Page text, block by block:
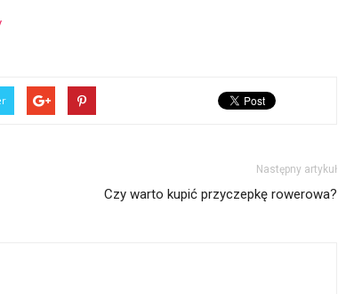
Następny artykuł
Czy warto kupić przyczepkę rowerowa?